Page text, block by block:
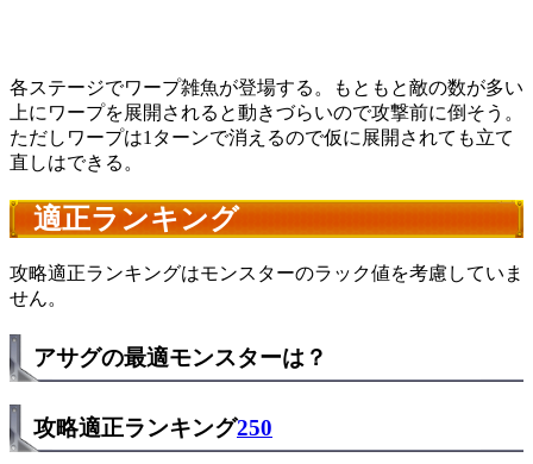
各ステージでワープ雑魚が登場する。もともと敵の数が多い
上にワープを展開されると動きづらいので攻撃前に倒そう。
ただしワープは1ターンで消えるので仮に展開されても立て
直しはできる。
適正ランキング
攻略適正ランキングはモンスターのラック値を考慮していま
せん。
アサグの最適モンスターは？
攻略適正ランキング250